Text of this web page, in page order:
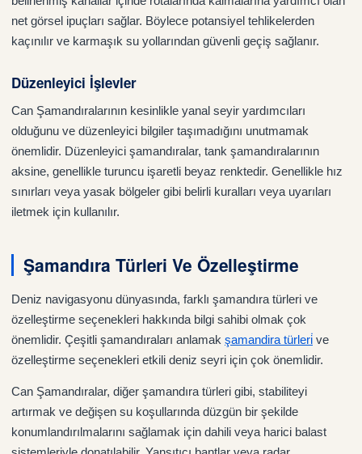
net görsel ipuçları sağlar. Böylece potansiyel tehlikelerden
kaçınılır ve karmaşık su yollarından güvenli geçiş sağlanır.
Düzenleyici İşlevler
Can Şamandıralarının kesinlikle yanal seyir yardımcıları
olduğunu ve düzenleyici bilgiler taşımadığını unutmamak
önemlidir. Düzenleyici şamandıralar, tank şamandıralarının
aksine, genellikle turuncu işaretli beyaz renktedir. Genellikle hız
sınırları veya yasak bölgeler gibi belirli kuralları veya uyarıları
iletmek için kullanılır.
Şamandıra Türleri Ve Özelleştirme
Deniz navigasyonu dünyasında, farklı şamandıra türleri ve
özelleştirme seçenekleri hakkında bilgi sahibi olmak çok
önemlidir. Çeşitli şamandıraları anlamak şamandira türleri̇ ve
özelleştirme seçenekleri etkili deniz seyri için çok önemlidir.
Can Şamandıralar, diğer şamandıra türleri gibi, stabiliteyi
artırmak ve değişen su koşullarında düzgün bir şekilde
konumlandırılmalarını sağlamak için dahili veya harici balast